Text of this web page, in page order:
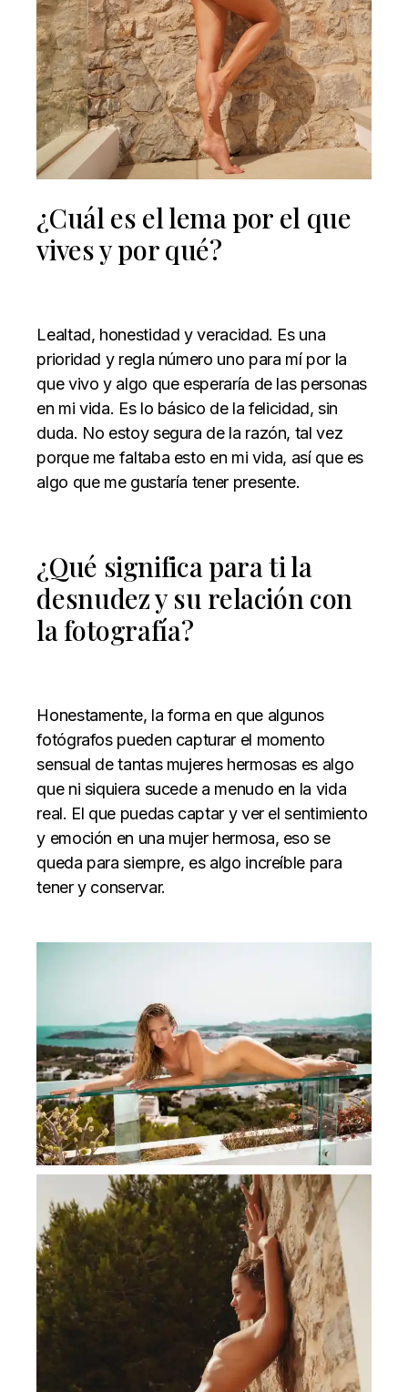
¿Cuál es el lema por el que
vives y por qué?
Lealtad, honestidad y veracidad. Es una
prioridad y regla número uno para mí por la
que vivo y algo que esperaría de las personas
en mi vida. Es lo básico de la felicidad, sin
duda. No estoy segura de la razón, tal vez
porque me faltaba esto en mi vida, así que es
algo que me gustaría tener presente.
¿Qué significa para ti la
desnudez y su relación con
la fotografía?
Honestamente, la forma en que algunos
fotógrafos pueden capturar el momento
sensual de tantas mujeres hermosas es algo
que ni siquiera sucede a menudo en la vida
real. El que puedas captar y ver el sentimiento
y emoción en una mujer hermosa, eso se
queda para siempre, es algo increíble para
tener y conservar.